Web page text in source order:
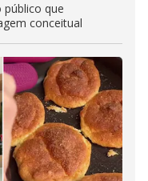
público que
conceitual